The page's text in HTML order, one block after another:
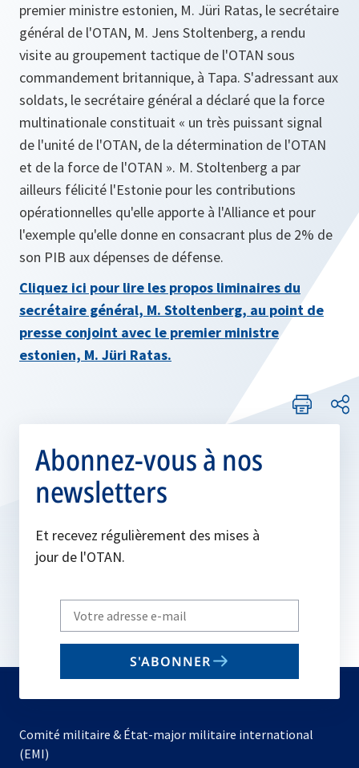
premier ministre estonien, M. Jüri Ratas, le secrétaire
général de l'OTAN, M. Jens Stoltenberg, a rendu
visite au groupement tactique de l'OTAN sous
commandement britannique, à Tapa. S'adressant aux
soldats, le secrétaire général a déclaré que la force
multinationale constituait « un très puissant signal
de l'unité de l'OTAN, de la détermination de l'OTAN
et de la force de l'OTAN ». M. Stoltenberg a par
ailleurs félicité l'Estonie pour les contributions
opérationnelles qu'elle apporte à l'Alliance et pour
l'exemple qu'elle donne en consacrant plus de 2% de
son PIB aux dépenses de défense.
Cliquez ici pour lire les propos liminaires du
secrétaire général, M. Stoltenberg, au point de
presse conjoint avec le premier ministre
estonien, M. Jüri Ratas.
Abonnez-vous à nos
newsletters
Et recevez régulièrement des mises à
jour de l'OTAN.
Write
your
email
S'ABONNER
Comité militaire & État-major militaire international
(EMI)